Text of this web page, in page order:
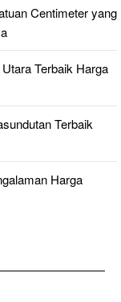
Centimeter yang
Terbaik Harga
Terbaik
Harga